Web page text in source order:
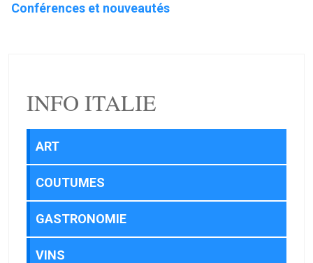
Conférences et nouveautés
INFO ITALIE
ART
COUTUMES
GASTRONOMIE
VINS